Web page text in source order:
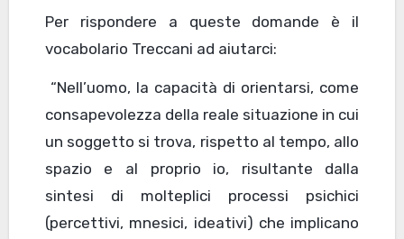
Per rispondere a queste domande è il
vocabolario Treccani ad aiutarci:
“Nell’uomo, la capacità di orientarsi, come
consapevolezza della reale situazione in cui
un soggetto si trova, rispetto al tempo, allo
spazio e al proprio io, risultante dalla
sintesi di molteplici processi psichici
(percettivi, mnesici, ideativi) che implicano